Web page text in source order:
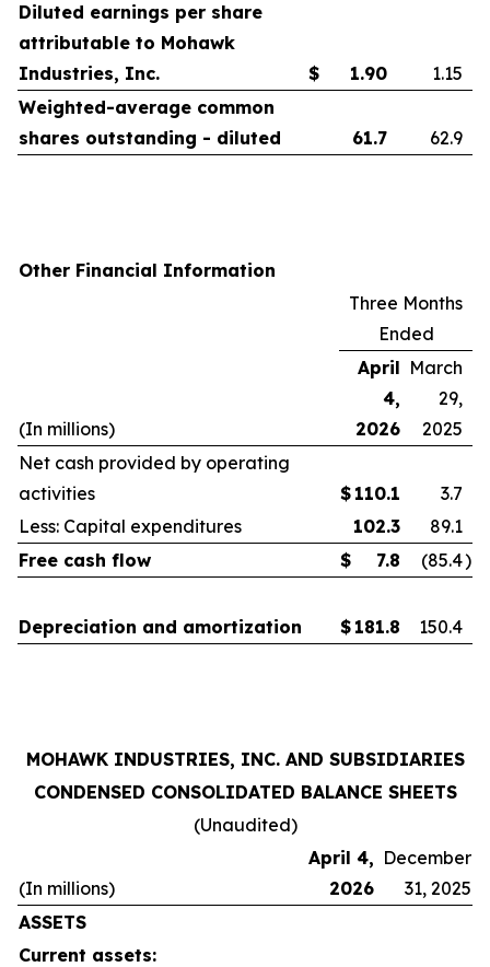
Diluted earnings per share
attributable to Mohawk
Industries, Inc.
$ 1.90
1.15
Weighted-average common
shares outstanding - diluted
61.7 62.9
Other Financial Information
Three Months
Ended
(In millions)
April
4,
2026
March
29,
2025
Net cash provided by operating
activities
$ 110.1
3.7
Less: Capital expenditures
102.3
89.1
Free cash flow
$ 7.8 (85.4)
Depreciation and amortization $ 181.8 150.4
MOHAWK INDUSTRIES, INC. AND SUBSIDIARIES
CONDENSED CONSOLIDATED BALANCE SHEETS
(Unaudited)
(In millions)
April 4,
2026
December
31, 2025
ASSETS
Current assets: